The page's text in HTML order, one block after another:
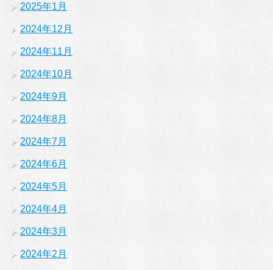
2025年1月
2024年12月
2024年11月
2024年10月
2024年9月
2024年8月
2024年7月
2024年6月
2024年5月
2024年4月
2024年3月
2024年2月